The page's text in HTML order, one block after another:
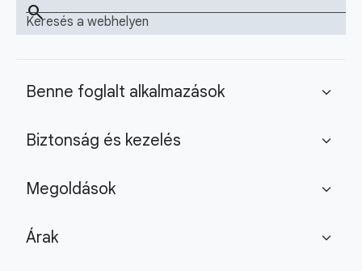
Keresés a webhelyen
search
Benne foglalt alkalmazások expand_more
Biztonság és kezelés expand_more
Megoldások expand_more
Árak expand_more